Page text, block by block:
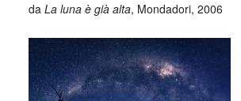
da La luna è già alta, Mondadori, 2006